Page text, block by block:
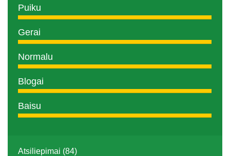
Puiku
Gerai
Normalu
Blogai
Baisu
Atsiliepimai (84)